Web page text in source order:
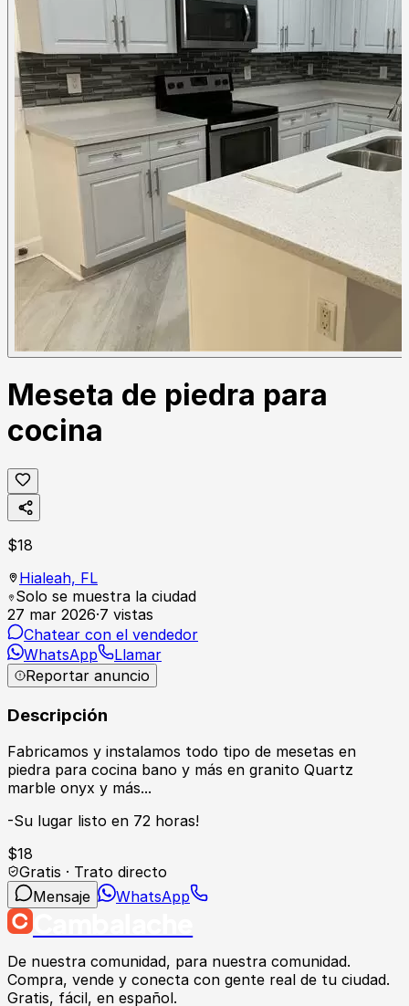
Meseta de piedra para
cocina
$18
Hialeah, FL
Solo se muestra la ciudad
27 mar 2026·7 vistas
Chatear con el vendedor
WhatsApp
Llamar
Reportar anuncio
Descripción
Fabricamos y instalamos todo tipo de mesetas en
piedra para cocina bano y más en granito Quartz
marble onyx y más...
-Su lugar listo en 72 horas!
$18
Gratis · Trato directo
Mensaje
WhatsApp
De nuestra comunidad, para nuestra comunidad.
Compra, vende y conecta con gente real de tu ciudad.
Gratis, fácil, en español.